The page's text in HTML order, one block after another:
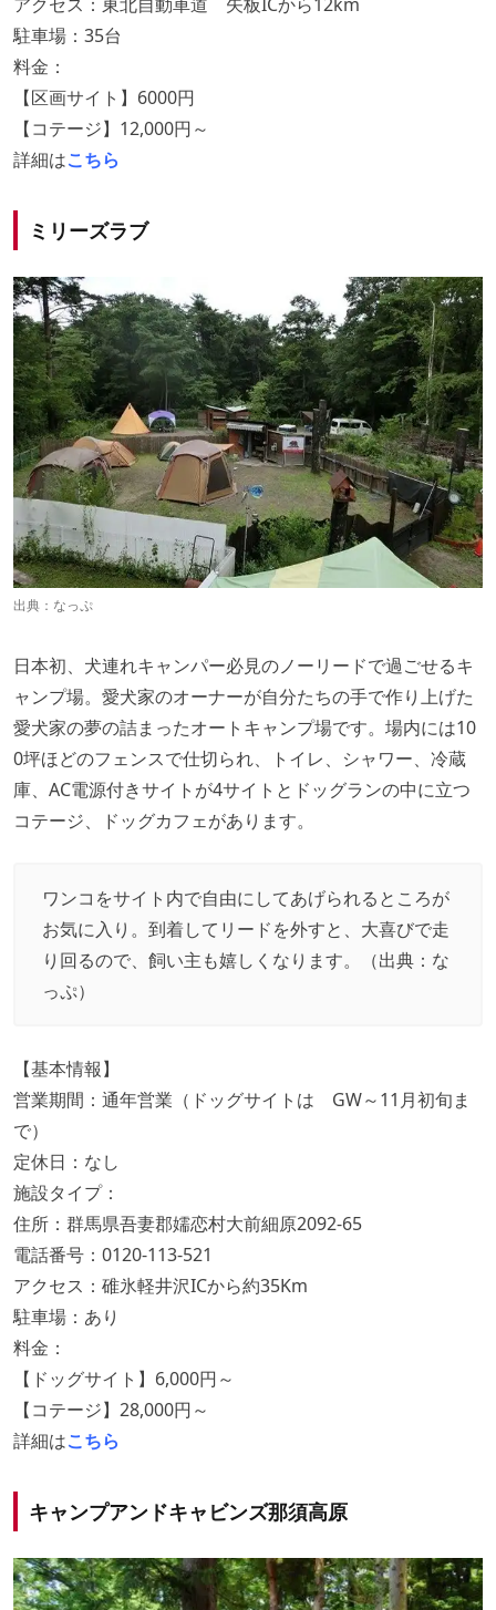
駐車場：35台
料金：
【区画サイト】6000円
【コテージ】12,000円～
詳細はこちら
ミリーズラブ
出典： なっぷ
日本初、犬連れキャンパー必見のノーリードで過ごせるキ
ャンプ場。愛犬家のオーナーが自分たちの手で作り上げた
愛犬家の夢の詰まったオートキャンプ場です。場内には10
0坪ほどのフェンスで仕切られ、トイレ、シャワー、冷蔵
庫、AC電源付きサイトが4サイトとドッグランの中に立つ
コテージ、ドッグカフェがあります。
ワンコをサイト内で自由にしてあげられるところが
お気に入り。到着してリードを外すと、大喜びで走
り回るので、飼い主も嬉しくなります。（出典： な
っぷ）
【基本情報】
営業期間：通年営業（ドッグサイトは GW～11月初旬ま
で）
定休日：なし
施設タイプ：
住所：群馬県吾妻郡嬬恋村大前細原2092-65
電話番号：0120-113-521
アクセス：碓氷軽井沢ICから約35Km
駐車場：あり
料金：
【ドッグサイト】6,000円～
【コテージ】28,000円～
詳細はこちら
キャンプアンドキャビンズ那須高原